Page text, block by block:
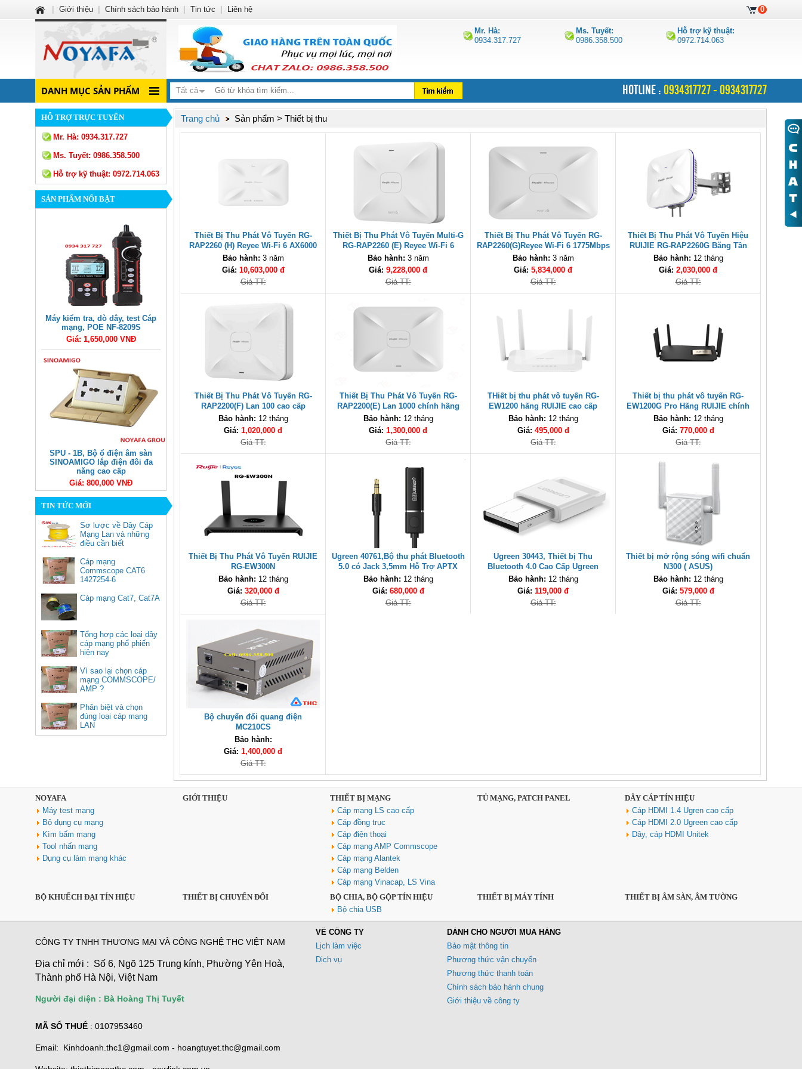
Mr. Hà:
0934.317.727
Ms. Tuyết:
0986.358.500
Hỗ trợ kỹ thuật:
0972.714.063
DANH MỤC SẢN PHẨM Tất cả HOTLINE : 0934317727 - 0934317727
HỖ TRỢ TRỰC TUYẾN
Mr. Hà: 0934.317.727
Ms. Tuyết: 0986.358.500
Hỗ trợ kỹ thuật: 0972.714.063
SẢN PHẨM NỔI BẬT
Máy kiểm tra, dò dây, test Cáp
mạng, POE NF-8209S
Giá: 1,650,000 VNĐ
SPU - 1B, Bộ ổ điện âm sàn
SINOAMIGO lắp điện đôi đa
năng cao cấp
Giá: 800,000 VNĐ
50252, Bộ chuyển USB Type C
sang Lan 100/1000 kèm 3 cổng
USB 3.0 Ugreen cao cấp
lắp Điện, mạng màu đồng cao
cấp
Cáp TYPE-C sang 3 USB 3.0 +
D1026B Unitek Cao cấp
TIN TỨC MỚI
Sơ lược về Dây Cáp
Mạng Lan và những
điều cần biết
Cáp mạng
Commscope CAT6
1427254-6
Cáp mạng Cat7, Cat7A
Tổng hợp các loại dây
cáp mạng phổ phiến
hiện nay
Vì sao lại chọn cáp
mạng COMMSCOPE/
AMP ?
Phân biệt và chọn
đúng loại cáp mạng
LAN
Trang chủ Sản phẩm > Thiết bị thu
Thiết Bị Thu Phát Vô Tuyến RG-
RAP2260 (H) Reyee Wi-Fi 6 AX6000
Dual Multi-G Gắn Trần cao cấp
Bảo hành: 3 năm
Giá: 10,603,000 đ
Giá TT:
Thiết Bị Thu Phát Vô Tuyến Multi-G
RG-RAP2260 (E) Reyee Wi-Fi 6
3202Mbps cao cấp
Bảo hành: 3 năm
Giá: 9,228,000 đ
Giá TT:
Thiết Bị Thu Phát Vô Tuyến RG-
RAP2260(G)Reyee Wi-Fi 6 1775Mbps
chính hãng
Bảo hành: 3 năm
Giá: 5,834,000 đ
Giá TT:
Thiết Bị Thu Phát Vô Tuyến Hiệu
RUIJIE RG-RAP2260G Băng Tần
2.4GHz/5GHz cao cấp
Bảo hành: 12 tháng
Giá: 2,030,000 đ
Giá TT:
Thiết Bị Thu Phát Vô Tuyến RG-
RAP2200(F) Lan 100 cao cấp
Bảo hành: 12 tháng
Giá: 1,020,000 đ
Giá TT:
Thiết Bị Thu Phát Vô Tuyến RG-
RAP2200(E) Lan 1000 chính hãng
Bảo hành: 12 tháng
Giá: 1,300,000 đ
Giá TT:
THiết bị thu phát vô tuyến RG-
EW1200 hãng RUIJIE cao cấp
Bảo hành: 12 tháng
Giá: 495,000 đ
Giá TT:
Thiết bị thu phát vô tuyến RG-
EW1200G Pro Hãng RUIJIE chính
hãng
Bảo hành: 12 tháng
Giá: 770,000 đ
Giá TT:
Thiết Bị Thu Phát Vô Tuyến RUIJIE
RG-EW300N
Bảo hành: 12 tháng
Giá: 320,000 đ
Giá TT:
Ugreen 40761,Bộ thu phát Bluetooth
5.0 có Jack 3,5mm Hỗ Trợ APTX
Chính Hãng
Bảo hành: 12 tháng
Giá: 680,000 đ
Giá TT:
Ugreen 30443, Thiết bị Thu
Bluetooth 4.0 Cao Cấp Ugreen
Chính Hãng
Bảo hành: 12 tháng
Giá: 119,000 đ
Giá TT:
Thiết bị mở rộng sóng wifi chuẩn
N300 ( ASUS)
Bảo hành: 12 tháng
Giá: 579,000 đ
Giá TT:
Bộ chuyển đổi quang điện
MC210CS
Bảo hành:
Giá: 1,400,000 đ
Giá TT:
NOYAFA
Máy test mạng
Bộ dụng cụ mạng
Kìm bấm mạng
Tool nhấn mạng
Dụng cụ làm mạng khác
GIỚI THIỆU
THIẾT BỊ MẠNG
Cáp mạng LS cao cấp
Cáp đồng trục
Cáp điện thoại
Cáp mạng AMP Commscope
Cáp mạng Alantek
Cáp mạng Belden
Cáp mạng Vinacap, LS Vina
TỦ MẠNG, PATCH PANEL
DÂY CÁP TÍN HIỆU
Cáp HDMI 1.4 Ugren cao cấp
Cáp HDMI 2.0 Ugreen cao cấp
Dây, cáp HDMI Unitek
BỘ KHUẾCH ĐẠI TÍN HIỆU THIẾT BỊ CHUYỂN ĐỔI
BỘ CHIA, BỘ GỘP TÍN HIỆU
Bộ chia USB
THIẾT BỊ MÁY TÍNH THIẾT BỊ ÂM SÀN, ÂM TƯỜNG
CÔNG TY TNHH THƯƠNG MẠI VÀ CÔNG NGHỆ THC VIỆT NAM
Địa chỉ mới : Số 6, Ngõ 125 Trung kính, Phường Yên Hoà,
Thành phố Hà Nội, Việt Nam
Người đại diện : Bà Hoàng Thị Tuyết
MÃ SỐ THUẾ : 0107953460
Email: Kinhdoanh.thc1@gmail.com - hoangtuyet.thc@gmail.com
VỀ CÔNG TY
Lịch làm việc
Dịch vụ
DÀNH CHO NGƯỜI MUA HÀNG
Bảo mật thông tin
Phương thức vận chuyển
Phương thức thanh toán
Chính sách bảo hành chung
Giới thiệu về công ty
0
Giới thiệu Chính sách bảo hành Tin tức Liên hệ